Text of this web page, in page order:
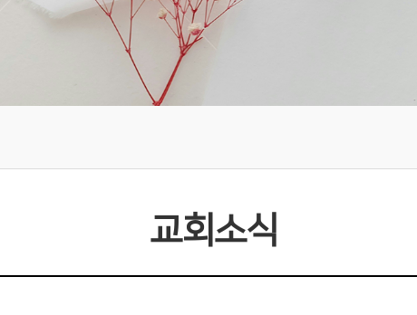
교회소식